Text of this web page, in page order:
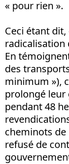
« pour rien ».
Ceci étant
radicalisation
En
des
minimum »),
prolongé leur
pendant 48
cheminots de
refusé de